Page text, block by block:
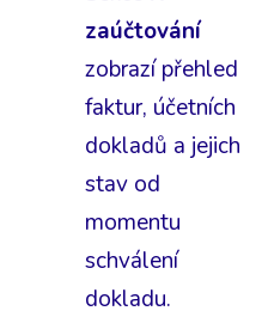
zaúčtování
zobrazí přehled
faktur, účetních
dokladů a jejich
stav od
momentu
schválení
dokladu.